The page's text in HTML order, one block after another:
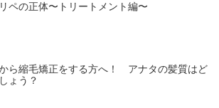
ペの正体〜トリートメント編〜
ら縮毛矯正をする方へ！ アナタの髪質はど
ょう？